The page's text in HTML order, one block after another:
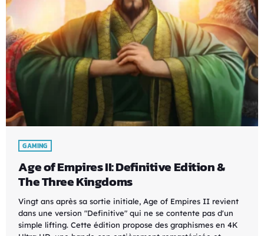
GAMING
Age of Empires II: Definitive Edition &
The Three Kingdoms
Vingt ans après sa sortie initiale, Age of Empires II revient
dans une version "Definitive" qui ne se contente pas d'un
simple lifting. Cette édition propose des graphismes en 4K